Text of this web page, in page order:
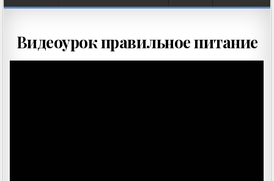
Видеоурок правильное питание